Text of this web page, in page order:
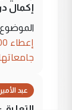
إكمال
عبد